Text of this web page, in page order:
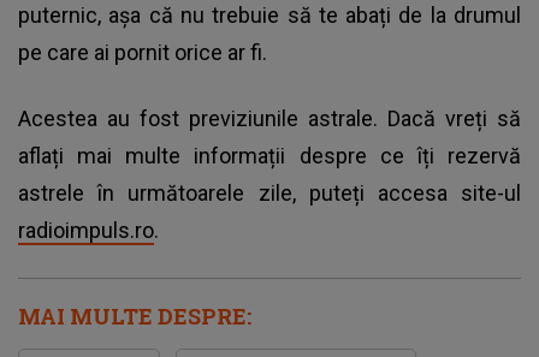
puternic, așa că nu trebuie să te abați de la drumul
pe care ai pornit orice ar fi.
Acestea au fost previziunile astrale. Dacă vreți să
aflați mai multe informații despre ce îți rezervă
astrele în următoarele zile, puteți accesa site-ul
radioimpuls.ro.
MAI MULTE DESPRE: